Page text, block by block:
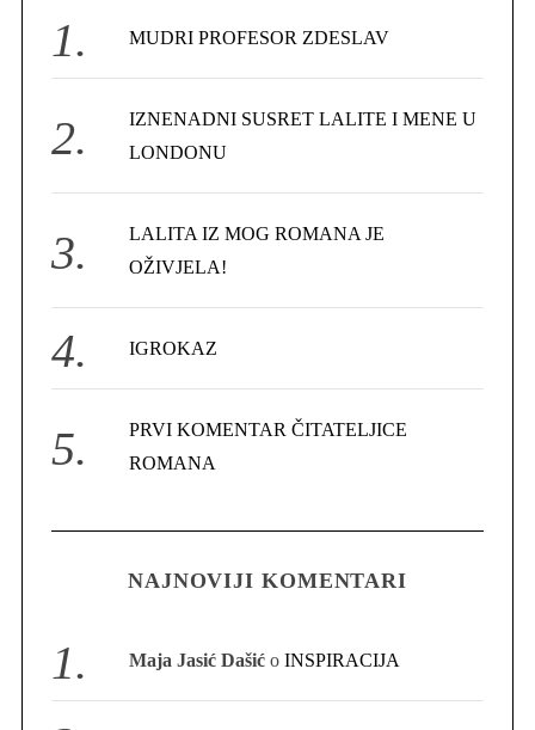
o
MUDRI PROFESOR ZDESLAV
IZNENADNI SUSRET LALITE I MENE U
LONDONU
LALITA IZ MOG ROMANA JE
OŽIVJELA!
IGROKAZ
PRVI KOMENTAR ČITATELJICE
ROMANA
NAJNOVIJI KOMENTARI
Maja Jasić Dašić oINSPIRACIJA
a
r